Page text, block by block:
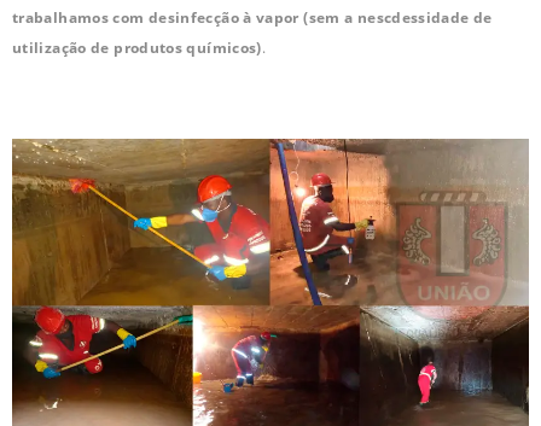
trabalhamos com desinfecção à vapor (sem a nescdessidade de
utilização de produtos químicos).